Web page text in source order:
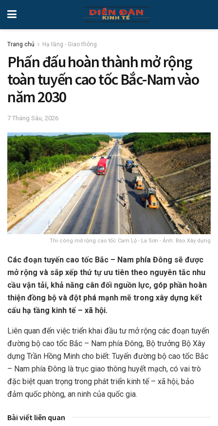
Trang chủ Hạ tầng - Giao thông
Phấn đấu hoàn thành mở rộng
toàn tuyến cao tốc Bắc-Nam vào
năm 2030
7 Tháng Sáu, 2026
Thi công mở rộng cao tốc Cam Lộ - La Sơn - Ảnh: Báo Xây dựng
Các đoạn tuyến cao tốc Bắc – Nam phía Đông sẽ được
mở rộng và sắp xếp thứ tự ưu tiên theo nguyên tắc nhu
cầu vận tải, khả năng cân đối nguồn lực, góp phần hoàn
thiện đồng bộ và đột phá mạnh mẽ trong xây dựng kết
cấu hạ tầng kinh tế – xã hội.
Liên quan đến việc triển khai đầu tư mở rộng các đoạn tuyến
đường bộ cao tốc Bắc – Nam phía Đông, Bộ trưởng Bộ Xây
dựng Trần Hồng Minh cho biết: Tuyến đường bộ cao tốc Bắc
– Nam phía Đông là trục giao thông huyết mạch, có vai trò
đặc biệt quan trọng trong phát triển kinh tế – xã hội, bảo
đảm quốc phòng, an ninh của quốc gia.
Bài viết liên quan